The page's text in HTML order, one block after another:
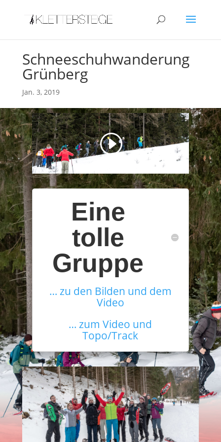
Schneeschuhwanderung
Grünberg
Jan. 3, 2019
Eine
tolle
Gruppe
… zu den Bilden und dem
Video
… zum Video und
Topo/Track